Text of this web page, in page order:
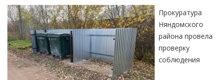
Прокуратура
Няндомского
района провела
проверку
соблюдения